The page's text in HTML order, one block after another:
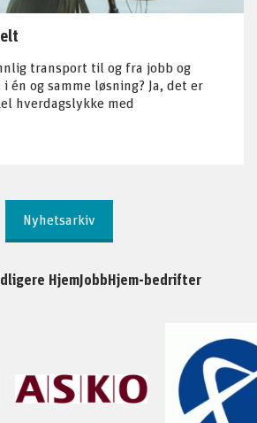
transport til og fra jobb og
én og samme løsning? Ja, det er
hverdagslykke med
Nyhetsarkiv
HjemJobbHjem-bedrifter